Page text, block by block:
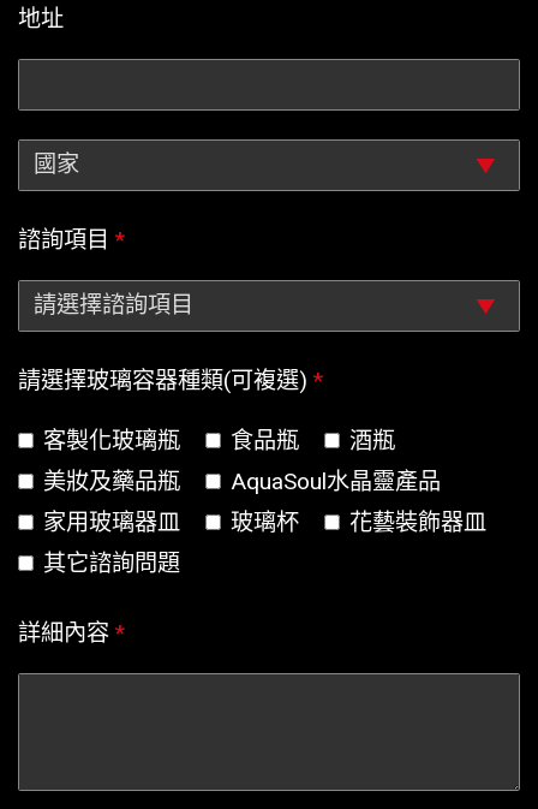
地址
諮詢項目 *
請選擇玻璃容器種類(可複選) *
客製化玻璃瓶 食品瓶
酒瓶
美妝及藥品瓶
AquaSoul水晶靈產品
家用玻璃器皿
玻璃杯
花藝裝飾器皿
其它諮詢問題
詳細內容 *